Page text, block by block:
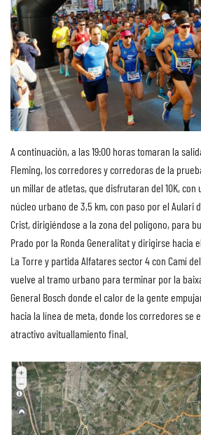
A continuación, a las 19:00 horas tomaran la
Fleming, los corredores y corredoras de la
un millar de atletas, que disfrutaran del 10K,
núcleo urbano de 3,5 km, con paso por el Aulari
Crist, dirigiéndose a la zona del polígono, para
Prado por la Ronda Generalitat y dirigirse hacia
La Torre y partida Alfatares sector 4 con Camí
vuelve al tramo urbano para terminar por la
General Bosch donde el calor de la gente
hacia la línea de meta, donde los corredores se
atractivo avituallamiento final.